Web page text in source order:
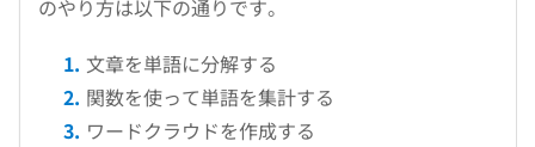
のやり方は以下の通りです。
文章を単語に分解する
関数を使って単語を集計する
ワードクラウドを作成する